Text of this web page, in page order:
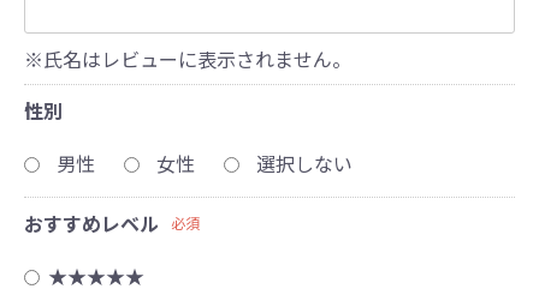
※氏名はレビューに表示されません。
性別
男性
女性 選択しない
おすすめレベル 必須
★★★★★